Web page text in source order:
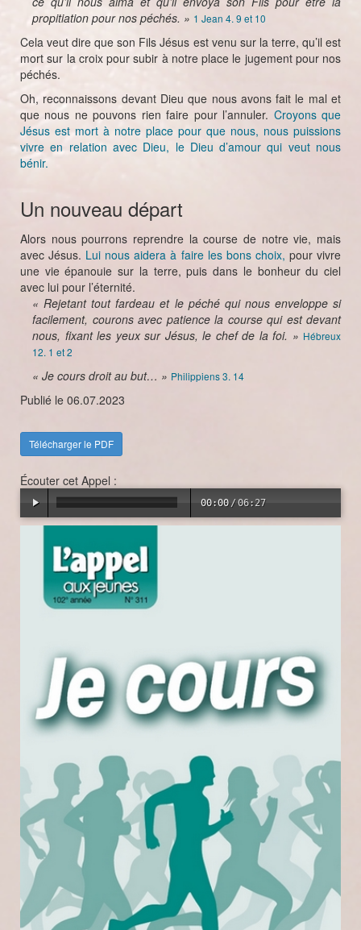
propitiation pour nos péchés. » 1 Jean 4. 9 et 10
Cela veut dire que son Fils Jésus est venu sur la terre, qu’il est
mort sur la croix pour subir à notre place le jugement pour nos
péchés.
Oh, reconnaissons devant Dieu que nous avons fait le mal et
que nous ne pouvons rien faire pour l’annuler. Croyons que
Jésus est mort à notre place pour que nous, nous puissions
vivre en relation avec Dieu, le Dieu d’amour qui veut nous
bénir.
Un nouveau départ
Alors nous pourrons reprendre la course de notre vie, mais
avec Jésus. Lui nous aidera à faire les bons choix, pour vivre
une vie épanouie sur la terre, puis dans le bonheur du ciel
avec lui pour l’éternité.
« Rejetant tout fardeau et le péché qui nous enveloppe si
facilement, courons avec patience la course qui est devant
nous, fixant les yeux sur Jésus, le chef de la foi. » Hébreux
12. 1 et 2
« Je cours droit au but… » Philippiens 3. 14
Publié le 06.07.2023
Télécharger le PDF
Écouter cet Appel :
00:00 /06:27